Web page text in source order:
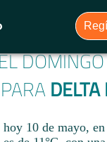
10 de mayo,